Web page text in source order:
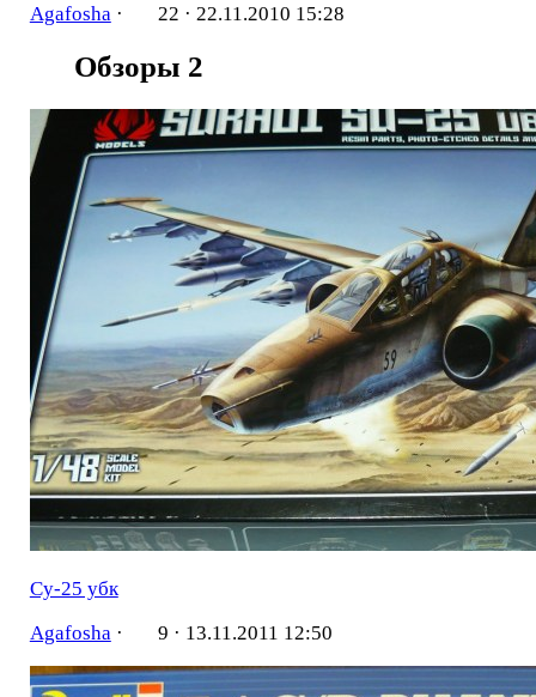
Agafosha · 22 · 22.11.2010 15:28
Обзоры 2
Су-25 убк
Agafosha· 9 · 13.11.2011 12:50